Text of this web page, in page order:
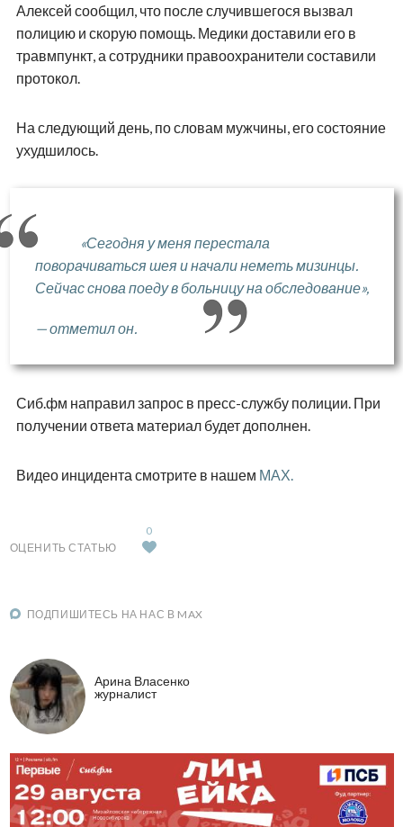
Алексей сообщил, что после случившегося вызвал
полицию и скорую помощь. Медики доставили его в
травмпункт, а сотрудники правоохранители составили
протокол.
На следующий день, по словам мужчины, его состояние
ухудшилось.
«Сегодня у меня перестала
поворачиваться шея и начали неметь мизинцы.
Сейчас снова поеду в больницу на обследование»,
— отметил он.
Сиб.фм направил запрос в пресс-службу полиции. При
получении ответа материал будет дополнен.
Видео инцидента смотрите в нашем МАХ.
ОЦЕНИТЬ СТАТЬЮ
0
ПОДПИШИТЕСЬ НА НАС В MAX
Арина Власенко
журналист